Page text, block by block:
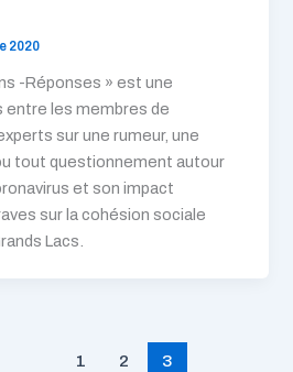
2020
-Réponses » est une
entre les membres de
sur une rumeur, une
tout questionnement autour
et son impact
sur la cohésion sociale
Lacs.
1 2 3